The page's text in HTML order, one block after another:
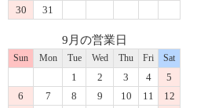
30
31
9月の営業日
Sun Mon Tue Wed Thu Fri Sat
1 2 3 4
5
6
7 8 9 10 11
12